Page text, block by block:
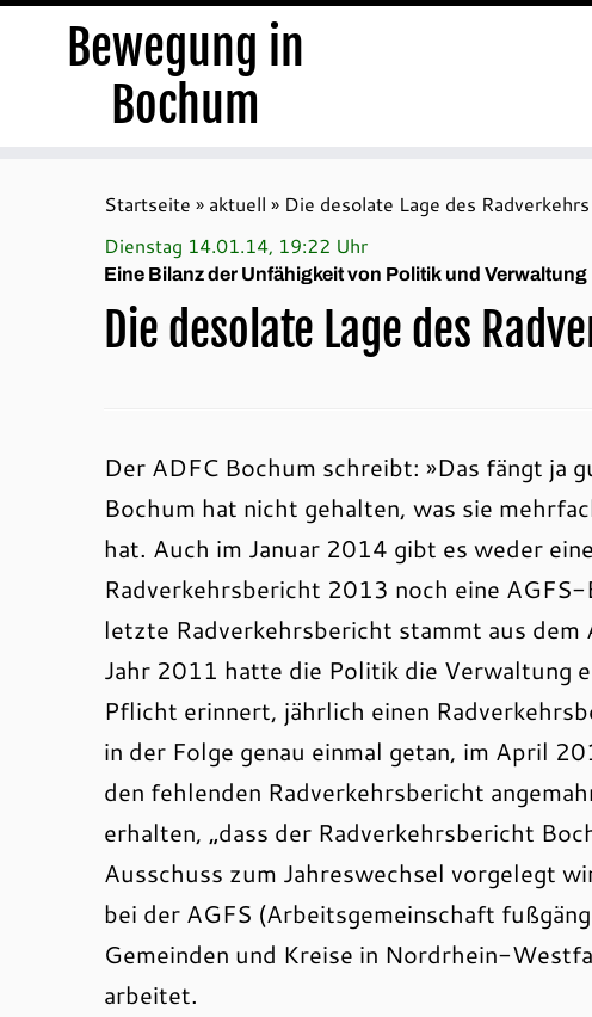
Bewegung in
Bochum
Startseite » aktuell » Die desolate Lage des Radverkehrs
Dienstag 14.01.14, 19:22 Uhr
Eine Bilanz der Unfähigkeit von Politik und Verwaltung
Die desolate Lage des
Der ADFC Bochum schreibt: »Das fängt ja
Bochum hat nicht gehalten, was sie
hat. Auch im Januar 2014 gibt es weder
Radverkehrsbericht 2013 noch eine
letzte Radverkehrsbericht stammt aus
Jahr 2011 hatte die Politik die Verwaltung
Pflicht erinnert, jährlich einen
in der Folge genau einmal getan, im April
den fehlenden Radverkehrsbericht
erhalten, „dass der Radverkehrsbericht
Ausschuss zum Jahreswechsel vorgelegt
bei der AGFS (Arbeitsgemeinschaft
Gemeinden und Kreise in Nordrhein-
arbeitet.